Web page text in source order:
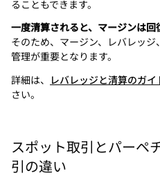
ることもできます。
一度清算されると、マージンは回
そのため、マージン、レバレッジ
管理が重要となります。
詳細は、
レバレッジと清算のガイ
さい。
スポット取引とパーペ
引の違い